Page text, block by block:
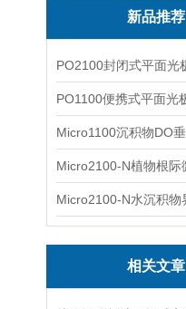
新品推荐
相关文章